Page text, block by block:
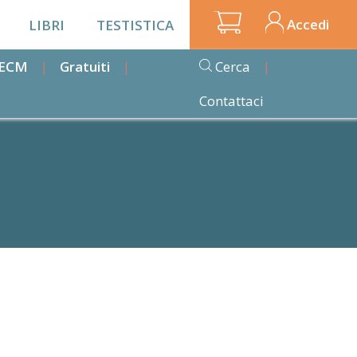
LIBRI TESTISTICA Accedi
Gratuiti
Cerca
Contattaci